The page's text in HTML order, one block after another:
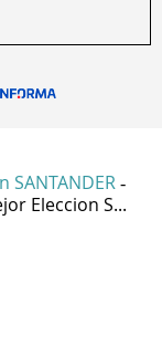
SANTANDER -
Eleccion S...